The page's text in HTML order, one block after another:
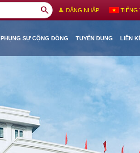
search person ĐĂNG NHẬP TIẾNG
PHỤNG SỰ CỘNG ĐỒNG TUYỂN DỤNG LIÊN